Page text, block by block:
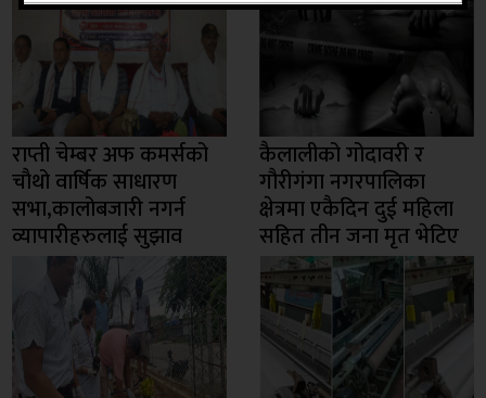
राप्ती चेम्बर अफ कमर्सको
चाैथो वार्षिक साधारण
सभा,कालोबजारी नगर्न
व्यापारीहरुलाई सुझाव
कैलालीको गोदावरी र
गौरीगंगा नगरपालिका
क्षेत्रमा एकैदिन दुई महिला
सहित तीन जना मृत भेटिए